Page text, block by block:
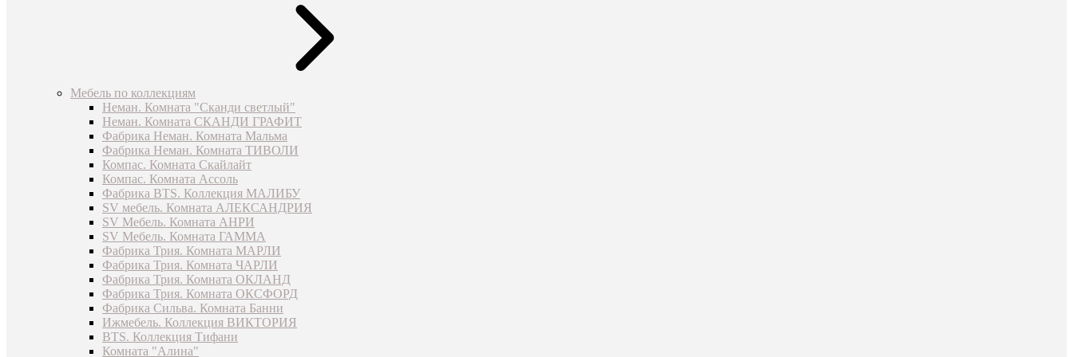
Мебель по коллекциям
Неман. Комната "Сканди светлый"
Неман. Комната СКАНДИ ГРАФИТ
Фабрика Неман. Комната Мальма
Фабрика Неман. Комната ТИВОЛИ
Компас. Комната Скайлайт
Компас. Комната Ассоль
Фабрика BTS. Коллекция МАЛИБУ
SV мебель. Комната АЛЕКСАНДРИЯ
SV Мебель. Комната АНРИ
SV Мебель. Комната ГАММА
Фабрика Трия. Комната МАРЛИ
Фабрика Трия. Комната ЧАРЛИ
Фабрика Трия. Комната ОКЛАНД
Фабрика Трия. Комната ОКСФОРД
Фабрика Сильва. Комната Банни
Ижмебель. Коллекция ВИКТОРИЯ
BTS. Коллекция Тифани
Комната "Алина"